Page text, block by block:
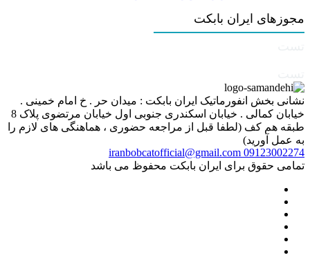
مجوزهای ایران بابکت
نشانی بخش انفورماتیک ایران بابکت : میدان حر . خ امام خمینی .
خیابان کمالی . خیابان اسکندری جنوبی اول خیابان مرتضوی پلاک 8
طبقه هم کف (لطفا قبل از مراجعه حضوری ، هماهنگی های لازم را
به عمل آورید)
09123002274
iranbobcatofficial@gmail.com
تمامی حقوق برای ایران بابکت محفوظ می باشد